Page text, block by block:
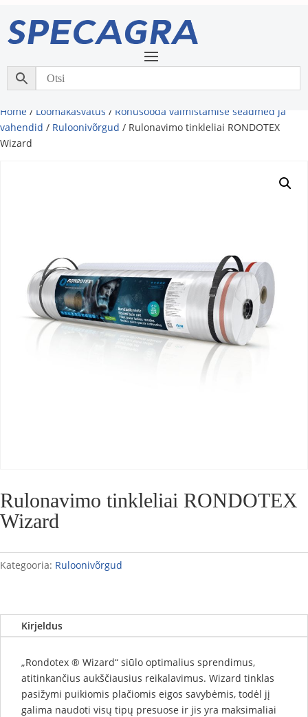
Home / Loomakasvatus / Rohusööda valmistamise seadmed ja
vahendid / Ruloonivõrgud / Rulonavimo tinkleliai RONDOTEX
Wizard
Rulonavimo tinkleliai RONDOTEX
Wizard
Kategooria: Ruloonivõrgud
Kirjeldus
„Rondotex ® Wizard“ siūlo optimalius sprendimus,
atitinkančius aukščiausius reikalavimus. Wizard tinklas
pasižymi puikiomis plačiomis eigos savybėmis, todėl jį
galima naudoti visų tipų presuose ir jis yra maksimaliai